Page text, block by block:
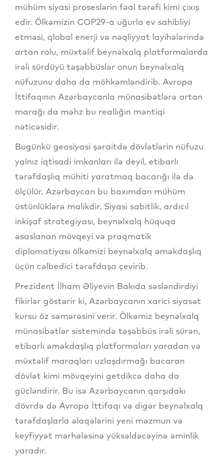
mühüm siyasi proseslərin fəal tərəfi kimi çıxış
edir. Ölkəmizin COP29-a uğurla ev sahibliyi
etməsi, qlobal enerji və nəqliyyat layihələrində
artan rolu, müxtəlif beynəlxalq platformalarda
irəli sürdüyü təşəbbüslər onun beynəlxalq
nüfuzunu daha da möhkəmləndirib. Avropa
İttifaqının Azərbaycanla münasibətlərə artan
marağı da məhz bu reallığın məntiqi
nəticəsidir.
Bugünkü geosiyasi şəraitdə dövlətlərin nüfuzu
yalnız iqtisadi imkanları ilə deyil, etibarlı
tərəfdaşlıq mühiti yaratmaq bacarığı ilə də
ölçülür. Azərbaycan bu baxımdan mühüm
üstünlüklərə malikdir. Siyasi sabitlik, ardıcıl
inkişaf strategiyası, beynəlxalq hüquqa
əsaslanan mövqeyi və praqmatik
diplomatiyası ölkəmizi beynəlxalq əməkdaşlıq
üçün cəlbedici tərəfdaşa çevirib.
Prezident İlham Əliyevin Bakıda səsləndirdiyi
fikirlər göstərir ki, Azərbaycanın xarici siyasət
kursu öz səmərəsini verir. Ölkəmiz beynəlxalq
münasibətlər sistemində təşəbbüs irəli sürən,
etibarlı əməkdaşlıq platformaları yaradan və
müxtəlif maraqları uzlaşdırmağı bacaran
dövlət kimi mövqeyini getdikcə daha da
gücləndirir. Bu isə Azərbaycanın qarşıdakı
dövrdə də Avropa İttifaqı və digər beynəlxalq
tərəfdaşlarla əlaqələrini yeni məzmun və
keyfiyyət mərhələsinə yüksəldəcəyinə əminlik
yaradır.